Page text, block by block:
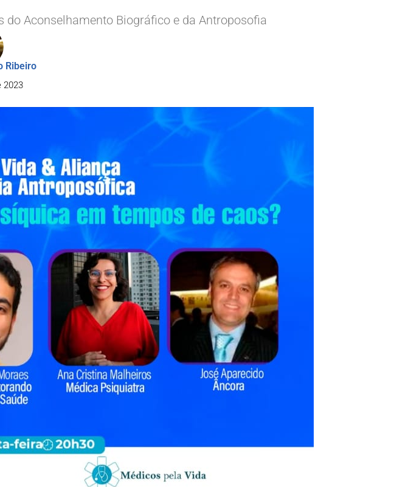
Aconselhamento Biográfico e da Antroposofia
Ribeiro
2023